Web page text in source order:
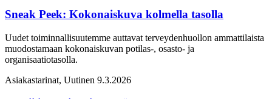
Sneak Peek: Kokonaiskuva kolmella tasolla
Uudet toiminnallisuutemme auttavat terveydenhuollon ammattilaista
muodostamaan kokonaiskuvan potilas-, osasto- ja
organisaatiotasolla.
Asiakastarinat, Uutinen 9.3.2026